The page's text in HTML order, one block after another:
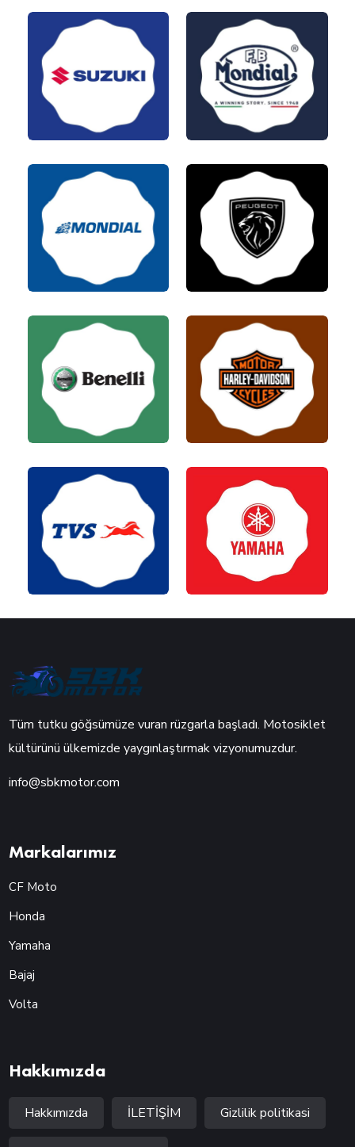
Tüm tutku göğsümüze vuran rüzgarla başladı. Motosiklet
kültürünü ülkemizde yaygınlaştırmak vizyonumuzdur.
info@sbkmotor.com
Markalarımız
CF Moto
Honda
Yamaha
Bajaj
Volta
Hakkımızda
Hakkımızda İLETİŞİM Gizlilik politikasi